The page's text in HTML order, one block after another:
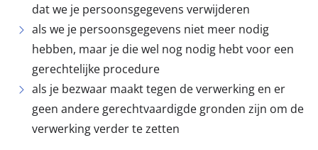
dat we je persoonsgegevens verwijderen
als we je persoonsgegevens niet meer nodig
hebben, maar je die wel nog nodig hebt voor een
gerechtelijke procedure
als je bezwaar maakt tegen de verwerking en er
geen andere gerechtvaardigde gronden zijn om de
verwerking verder te zetten